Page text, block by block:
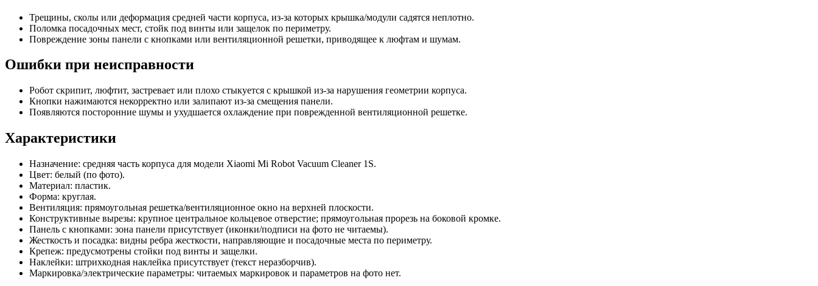
Трещины, сколы или деформация средней части корпуса, из-за которых крышка/модули садятся неплотно.
Поломка посадочных мест, стойк под винты или защелок по периметру.
Повреждение зоны панели с кнопками или вентиляционной решетки, приводящее к люфтам и шумам.
Ошибки при неисправности
Робот скрипит, люфтит, застревает или плохо стыкуется с крышкой из-за нарушения геометрии корпуса.
Кнопки нажимаются некорректно или залипают из-за смещения панели.
Появляются посторонние шумы и ухудшается охлаждение при поврежденной вентиляционной решетке.
Характеристики
Назначение: средняя часть корпуса для модели Xiaomi Mi Robot Vacuum Cleaner 1S.
Цвет: белый (по фото).
Материал: пластик.
Форма: круглая.
Вентиляция: прямоугольная решетка/вентиляционное окно на верхней плоскости.
Конструктивные вырезы: крупное центральное кольцевое отверстие; прямоугольная прорезь на боковой кромке.
Панель с кнопками: зона панели присутствует (иконки/подписи на фото не читаемы).
Жесткость и посадка: видны ребра жесткости, направляющие и посадочные места по периметру.
Крепеж: предусмотрены стойки под винты и защелки.
Наклейки: штрихкодная наклейка присутствует (текст неразборчив).
Маркировка/электрические параметры: читаемых маркировок и параметров на фото нет.